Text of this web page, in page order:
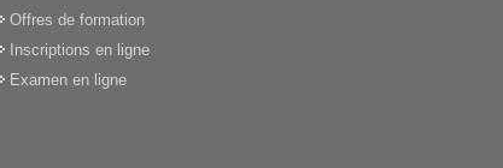
Offres de formation
Inscriptions en ligne
Examen en ligne